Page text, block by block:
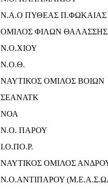
Ν.Α.Ο ΠΥΘΕΑΣ Π.ΦΩΚΑΙΑΣ
ΟΜΙΛΟΣ ΦΙΛΩΝ ΘΑΛΑΣΣΗΣ
Ν.Ο.ΧΙΟΥ
Ν.Ο.Θ.
ΝΑΥΤΙΚΟΣ ΟΜΙΛΟΣ ΒΟΙΩΝ
ΣΕΑΝΑΤΚ
ΝΟΑ
Ν.Ο. ΠΑΡΟΥ
Ι.Ο.ΠΟ.Ρ.
ΝΑΥΤΙΚΟΣ ΟΜΙΛΟΣ
Ν.Ο.ΑΝΤΙΠΑΡΟΥ